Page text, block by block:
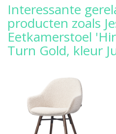
Interessante
producten zoals
Eetkamerstoel
Turn Gold, kleur